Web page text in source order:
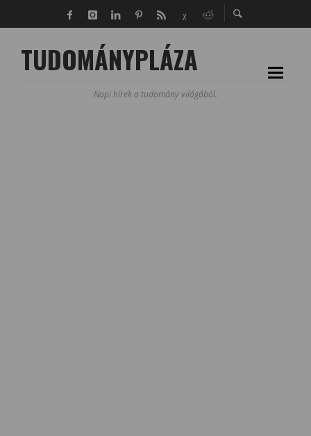
TUDOMÁNYPLÁZA
Napi hírek a tudomány világából.